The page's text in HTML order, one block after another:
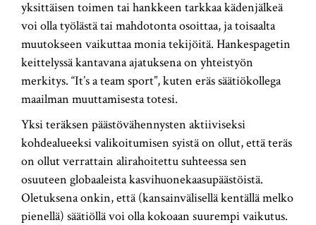
yksittäisen toimen tai hankkeen tarkkaa kädenjälkeä
voi olla työlästä tai mahdotonta osoittaa, ja toisaalta
muutokseen vaikuttaa monia tekijöitä. Hankespagetin
keittelyssä kantavana ajatuksena on yhteistyön
merkitys. “It’s a team sport”, kuten eräs säätiökollega
maailman muuttamisesta totesi.
Yksi teräksen päästövähennysten aktiiviseksi
kohdealueeksi valikoitumisen syistä on ollut, että teräs
on ollut verrattain alirahoitettu suhteessa sen
osuuteen globaaleista kasvihuonekaasupäästöistä.
Oletuksena onkin, että (kansainvälisellä kentällä melko
pienellä) säätiöllä voi olla kokoaan suurempi vaikutus.